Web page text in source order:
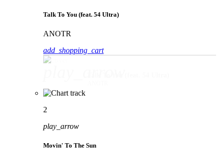
Talk To You (feat. 54 Ultra)
ANOTR
add_shopping_cart
2
play_arrow
Movin' To The Sun